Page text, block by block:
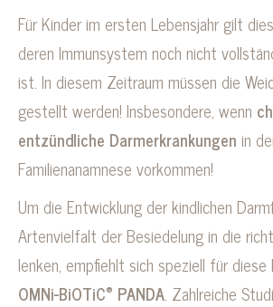
Für Kinder im ersten Lebensjahr gilt
deren Immunsystem noch nicht
ist. In diesem Zeitraum müssen die
gestellt werden! Insbesondere, wenn
entzündliche Darmerkrankungen in
Familienanamnese vorkommen!
Um die Entwicklung der kindlichen
Artenvielfalt der Besiedelung in die
lenken, empfiehlt sich speziell für diese
OMNi-BiOTiC® PANDA. Zahlreiche